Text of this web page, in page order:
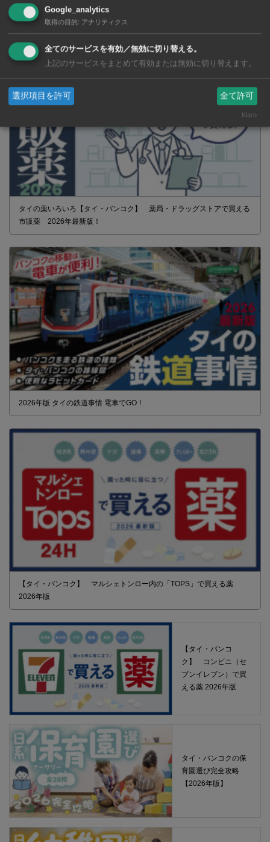
タイの薬いろいろ【タイ・バンコク】 薬局・ドラッグストアで買える
市販薬 2026年最新版！
2026年版 タイの鉄道事情 電車でGO！
【タイ・バンコク】 マルシェトンロー内の「TOPS」で買える薬
2026年版
【タイ・バンコ
ク】 コンビニ（セ
ブンイレブン）で買
える薬 2026年版
タイ・バンコクの保
育園選び完全攻略
【2026年版】
Google_analytics
取得の目的: アナリティクス
全てのサービスを有効／無効に切り替える。
上記のサービスをまとめて有効または無効に切り替えます。
選択項目を許可 全て許可
Klaro